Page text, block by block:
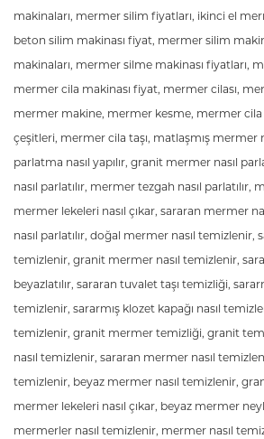
makinaları, mermer silim fiyatları, ikinci el
beton silim makinası fiyat, mermer silim
makinaları, mermer silme makinası fiyatları,
mermer cila makinası fiyat, mermer cilası,
mermer makine, mermer kesme, mermer cila
çeşitleri, mermer cila taşı, matlaşmış mermer
parlatma nasıl yapılır, granit mermer nasıl
nasıl parlatılır, mermer tezgah nasıl parlatılır,
mermer lekeleri nasıl çıkar, sararan mermer
nasıl parlatılır, doğal mermer nasıl temizlenir,
temizlenir, granit mermer nasıl temizlenir,
beyazlatılır, sararan tuvalet taşı temizliği,
temizlenir, sararmış klozet kapağı nasıl
temizlenir, granit mermer temizliği, granit
nasıl temizlenir, sararan mermer nasıl
temizlenir, beyaz mermer nasıl temizlenir,
mermer lekeleri nasıl çıkar, beyaz mermer
mermerler nasıl temizlenir, mermer nasıl